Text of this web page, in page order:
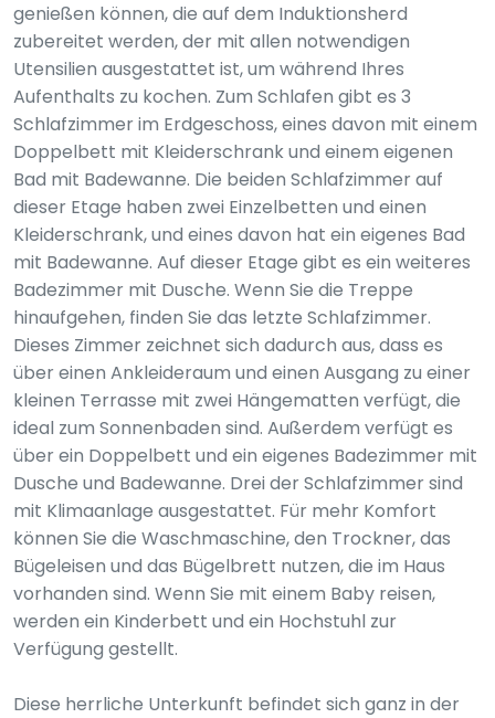
genießen können, die auf dem Induktionsherd
zubereitet werden, der mit allen notwendigen
Utensilien ausgestattet ist, um während Ihres
Aufenthalts zu kochen. Zum Schlafen gibt es 3
Schlafzimmer im Erdgeschoss, eines davon mit einem
Doppelbett mit Kleiderschrank und einem eigenen
Bad mit Badewanne. Die beiden Schlafzimmer auf
dieser Etage haben zwei Einzelbetten und einen
Kleiderschrank, und eines davon hat ein eigenes Bad
mit Badewanne. Auf dieser Etage gibt es ein weiteres
Badezimmer mit Dusche. Wenn Sie die Treppe
hinaufgehen, finden Sie das letzte Schlafzimmer.
Dieses Zimmer zeichnet sich dadurch aus, dass es
über einen Ankleideraum und einen Ausgang zu einer
kleinen Terrasse mit zwei Hängematten verfügt, die
ideal zum Sonnenbaden sind. Außerdem verfügt es
über ein Doppelbett und ein eigenes Badezimmer mit
Dusche und Badewanne. Drei der Schlafzimmer sind
mit Klimaanlage ausgestattet. Für mehr Komfort
können Sie die Waschmaschine, den Trockner, das
Bügeleisen und das Bügelbrett nutzen, die im Haus
vorhanden sind. Wenn Sie mit einem Baby reisen,
werden ein Kinderbett und ein Hochstuhl zur
Verfügung gestellt.
Diese herrliche Unterkunft befindet sich ganz in der